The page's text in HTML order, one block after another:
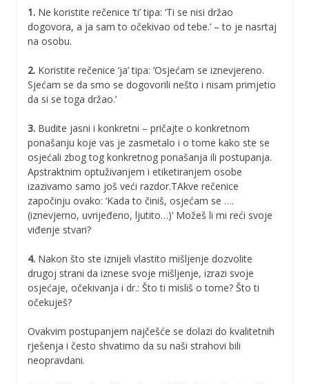
1. Ne koristite rečenice ‘ti’ tipa: ‘Ti se nisi držao
dogovora, a ja sam to očekivao od tebe.’ – to je nasrtaj
na osobu.
2. Koristite rečenice ‘ja’ tipa: ‘Osjećam se iznevjereno.
Sjećam se da smo se dogovorili nešto i nisam primjetio
da si se toga držao.’
3. Budite jasni i konkretni – pričajte o konkretnom
ponašanju koje vas je zasmetalo i o tome kako ste se
osjećali zbog tog konkretnog ponašanja ili postupanja.
Apstraktnim optuživanjem i etiketiranjem osobe
izazivamo samo još veći razdor.TAkve rečenice
započinju ovako: ‘Kada to činiš, osjećam se ….
(iznevjerno, uvrijeđeno, ljutito…)’ Možeš li mi reći svoje
viđenje stvari?
4. Nakon što ste iznijeli vlastito mišljenje dozvolite
drugoj strani da iznese svoje mišljenje, izrazi svoje
osjećaje, očekivanja i dr.: Što ti misliš o tome? Što ti
očekuješ?
Ovakvim postupanjem najčešće se dolazi do kvalitetnih
rješenja i često shvatimo da su naši strahovi bili
neopravdani.